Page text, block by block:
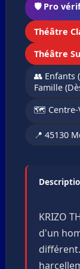
🛡️ Pro
Théâtre
Théâtre
👥 Enfants
Famille
🗺️ Centre-
📍 45130
KRIZO
d'un